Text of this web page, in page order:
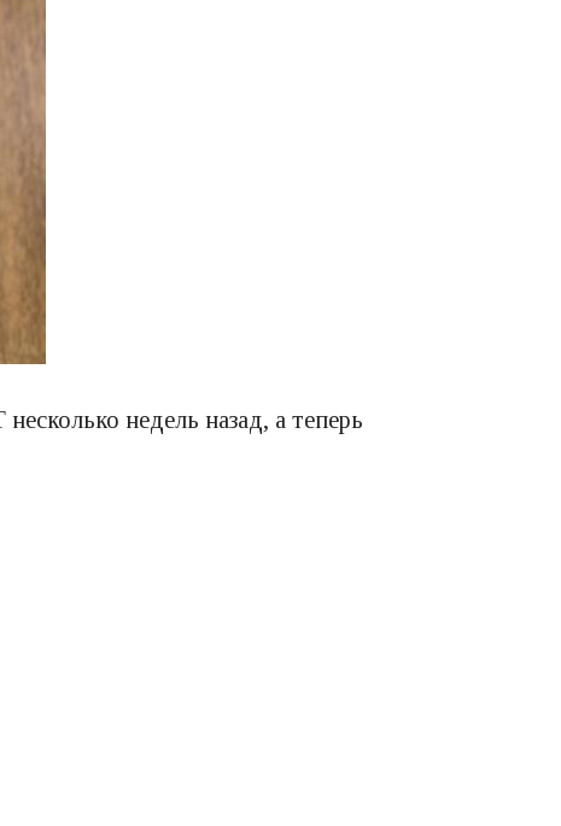
недель назад, а теперь